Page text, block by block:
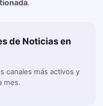
.
de Noticias en
canales más activos y
mes.